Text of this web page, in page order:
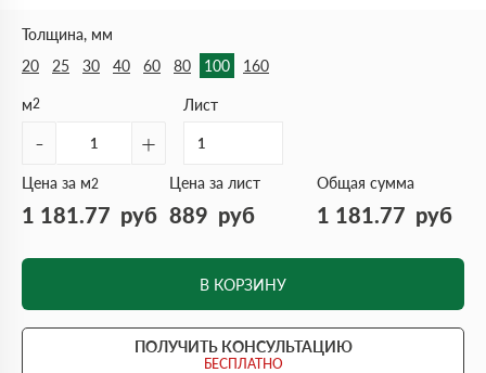
Толщина, мм
20
25 30 40 60 80 100 160
м2
- +
Лист
Цена за м2
1 181.77 руб
Цена за лист
889 руб
Общая сумма
1 181.77 руб
В КОРЗИНУ
ПОЛУЧИТЬ КОНСУЛЬТАЦИЮ
БЕСПЛАТНО